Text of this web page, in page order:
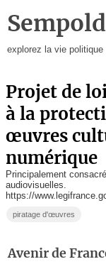
explorez la vie politique
projet de loi relatif à la régulation et
à la
œuvres
numérique
Principalement
audiovisuelles.
https://
piratage d'œuvres
Avenir de